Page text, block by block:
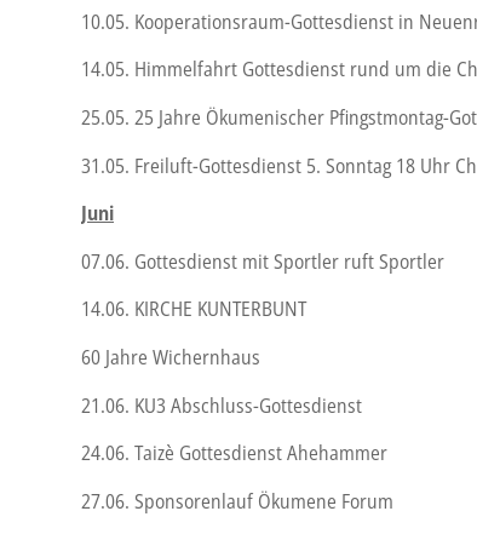
10.05. Kooperationsraum-Gottesdienst in
14.05. Himmelfahrt Gottesdienst rund um die
25.05. 25 Jahre Ökumenischer Pfingstmontag-
31.05. Freiluft-Gottesdienst 5. Sonntag 18 Uhr
Juni
07.06. Gottesdienst mit Sportler ruft Sportler
14.06. KIRCHE KUNTERBUNT
60 Jahre Wichernhaus
21.06. KU3 Abschluss-Gottesdienst
24.06. Taizè Gottesdienst Ahehammer
27.06. Sponsorenlauf Ökumene Forum